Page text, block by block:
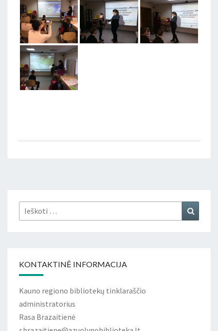
Ieškoti:
KONTAKTINĖ INFORMACIJA
Kauno regiono bibliotekų tinklaraščio
administratorius
Rasa Brazaitienė